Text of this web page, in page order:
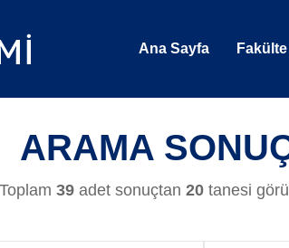
Ana Sayfa
ARAMA
Toplam 39 adet sonuçtan 20 tanesi